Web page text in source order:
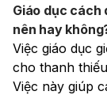
Giáo dục cách
nên hay
Việc giáo dục
cho thanh
Việc này giúp